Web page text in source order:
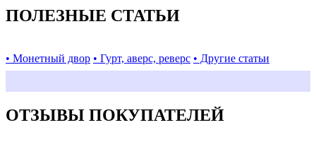
ПОЛЕЗНЫЕ СТАТЬИ
• Монетный двор • Гурт, аверс, реверс • Другие статьи
ОТЗЫВЫ ПОКУПАТЕЛЕЙ